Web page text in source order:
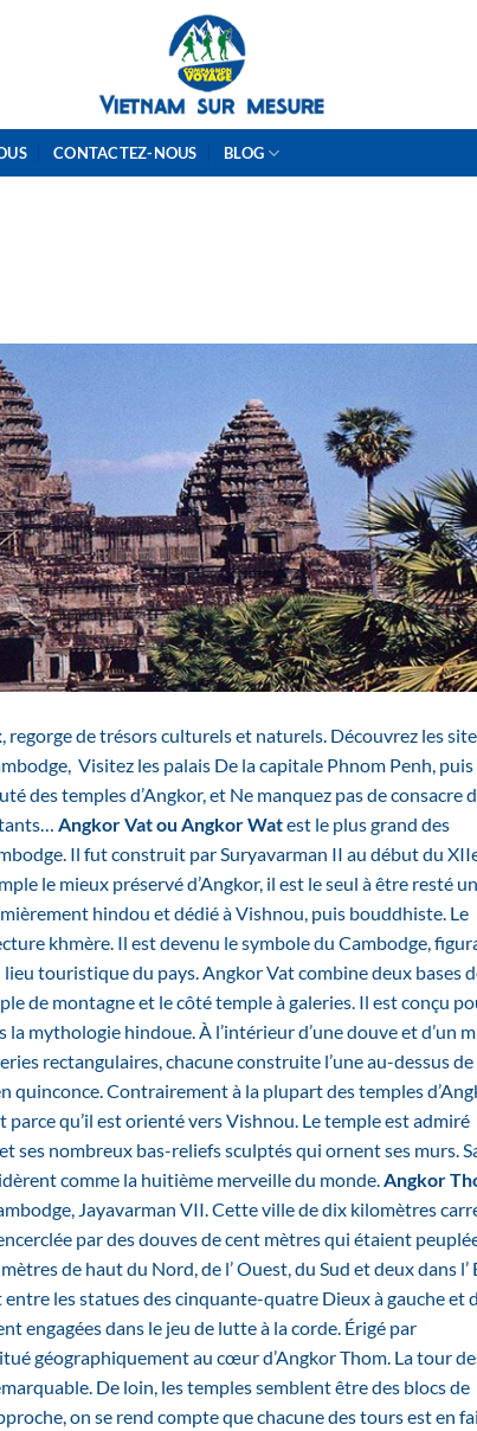
CONTACTEZ-NOUS BLOG
regorge de trésors culturels et naturels. Découvrez les
Visitez les palais De la capitale Phnom Penh, puis
des temples d’Angkor, et Ne manquez pas de consacre
Angkor Vat ou Angkor Watest le plus grand des
Il fut construit par Suryavarman II au début du
le mieux préservé d’Angkor, il est le seul à être resté un
hindou et dédié à Vishnou, puis bouddhiste. Le
khmère. Il est devenu le symbole du Cambodge,
touristique du pays. Angkor Vat combine deux bases
de montagne et le côté temple à galeries. Il est conçu
mythologie hindoue. À l’intérieur d’une douve et d’un
rectangulaires, chacune construite l’une au-dessus de
quinconce. Contrairement à la plupart des temples
qu’il est orienté vers Vishnou. Le temple est admiré
ses nombreux bas-reliefs sculptés qui ornent ses murs.
comme la huitième merveille du monde. Angkor
Jayavarman VII. Cette ville de dix kilomètres
par des douves de cent mètres qui étaient
de haut du Nord, de l’ Ouest, du Sud et deux dans l’
les statues des cinquante-quatre Dieux à gauche et
engagées dans le jeu de lutte à la corde. Érigé par
géographiquement au cœur d’Angkor Thom. La tour
De loin, les temples semblent être des blocs de
on se rend compte que chacune des tours est en